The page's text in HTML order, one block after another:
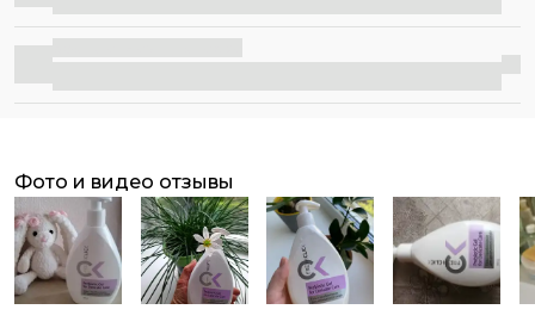
протяжении всего дня!
фото и видео отзывы